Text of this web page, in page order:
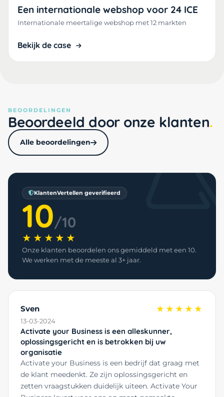
Een internationale webshop voor 24 ICE
Internationale meertalige webshop met 12 markten
Bekijk de case
BEOORDELINGEN
Beoordeeld door onze klanten
Alle beoordelingen
KlantenVertellen geverifieerd
10/10
★★★★★
Onze klanten beoordelen ons gemiddeld met een 10.
We werken met de meeste al 3+ jaar.
Sven
13-03-2024
★★★★★
Activate your Business is een alleskunner,
oplossingsgericht en is betrokken bij uw
organisatie
Activate your Business is een bedrijf dat graag met
de klant meedenkt. Ze zijn oplossingsgericht en
zetten vraagstukken duidelijk uiteen. Activate Your